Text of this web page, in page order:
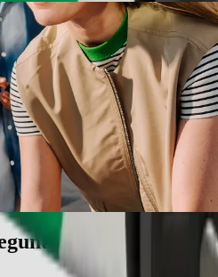
sillas de ruedas (WAV).
frecuentes